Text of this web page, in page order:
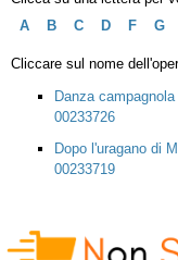
A
B C D F G
Cliccare sul nome
Danza
00233726
Dopo l'uragano di
00233719